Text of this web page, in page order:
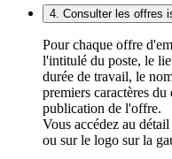
4. Consulter les offres
Pour chaque offre
l'intitulé du poste, le
durée de travail, le
premiers caractères
publication de l'offre.
Vous accédez au
ou sur le logo sur la